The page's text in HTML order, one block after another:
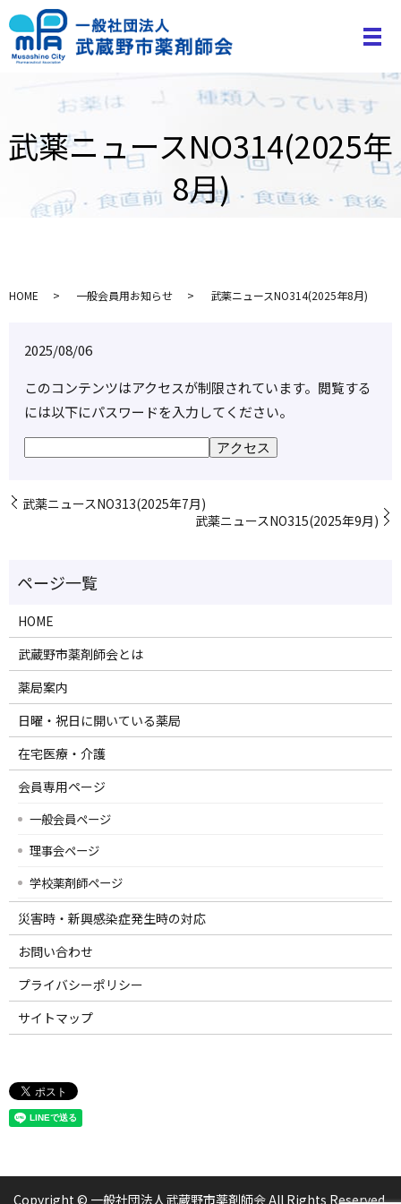
武薬ニュースNO314(2025年
8月)
HOME 一般会員用お知らせ 武薬ニュースNO314(2025年8月)
2025/08/06
このコンテンツはアクセスが制限されています。閲覧する
には以下にパスワードを入力してください。
武薬ニュースNO313(2025年7月)
武薬ニュースNO315(2025年9月)
HOME
武蔵野市薬剤師会とは
薬局案内
日曜・祝日に開いている薬局
在宅医療・介護
会員専用ページ
一般会員ページ
理事会ページ
学校薬剤師ページ
災害時・新興感染症発生時の対応
お問い合わせ
プライバシーポリシー
サイトマップ
Copyright © 一般社団法人武蔵野市薬剤師会 All Rights Reserved.